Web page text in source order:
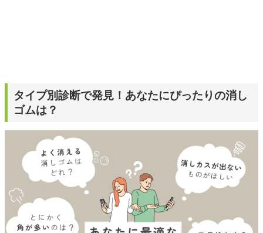
タイプ別診断で発見！あなたにぴったりの消し
ゴムは？